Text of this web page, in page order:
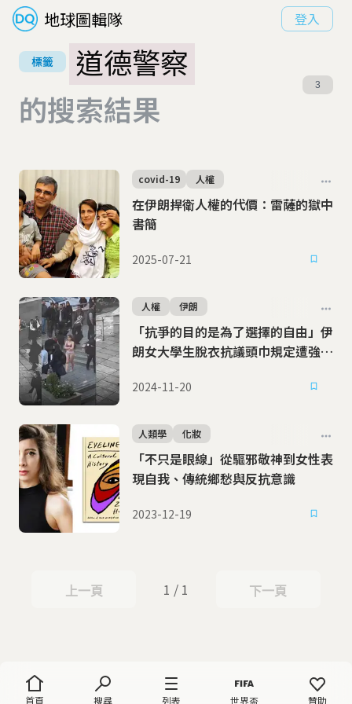
地球圖輯隊 登入
首頁 搜尋 列表 世界盃 贊助
標籤
道德警察
的搜索結果
3
在伊朗捍衛人權的代價：雷薩的獄中
書簡
covid-19 人權
2025-07-21
「抗爭的目的是為了選擇的自由」伊
朗女大學生脫衣抗議頭巾規定遭強制
人權 伊朗
2024-11-20
「不只是眼線」從驅邪敬神到女性表
現自我、傳統鄉愁與反抗意識
人類學 化妝
2023-12-19
上一頁
上一頁 1 / 1 下一頁
下一頁